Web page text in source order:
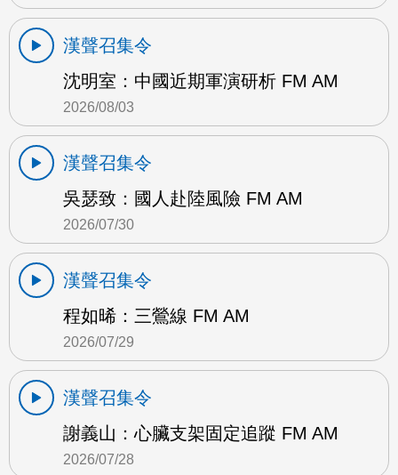
漢聲召集令
沈明室：中國近期軍演研析 FM AM
2026/08/03
漢聲召集令
吳瑟致：國人赴陸風險 FM AM
2026/07/30
漢聲召集令
程如晞：三鶯線 FM AM
2026/07/29
漢聲召集令
謝義山：心臟支架固定追蹤 FM AM
2026/07/28